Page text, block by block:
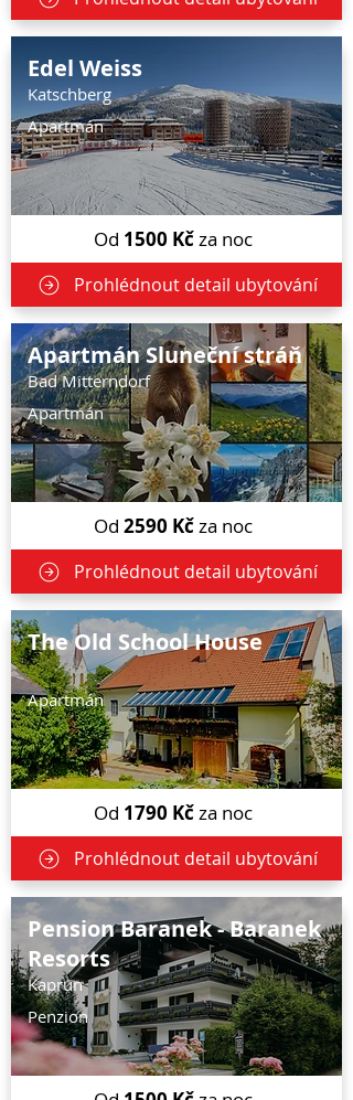
Edel Weiss
Katschberg
Apartmán
Od 1500 Kčza noc
Prohlédnout detail ubytování
Apartmán Sluneční stráň
Bad Mitterndorf
Apartmán
Od 2590 Kčza noc
Prohlédnout detail ubytování
The Old School House
Apartmán
Od 1790 Kčza noc
Prohlédnout detail ubytování
Pension Baranek - Baranek
Resorts
Kaprun
Penzion